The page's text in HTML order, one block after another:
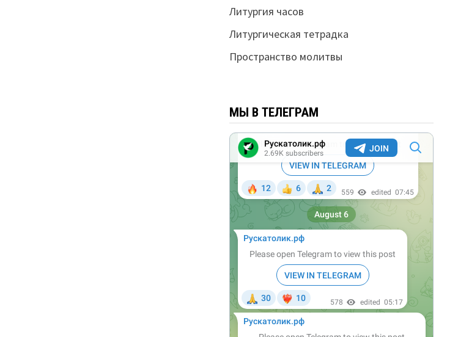
Литургия часов
Литургическая тетрадка
Пространство молитвы
МЫ В ТЕЛЕГРАМ